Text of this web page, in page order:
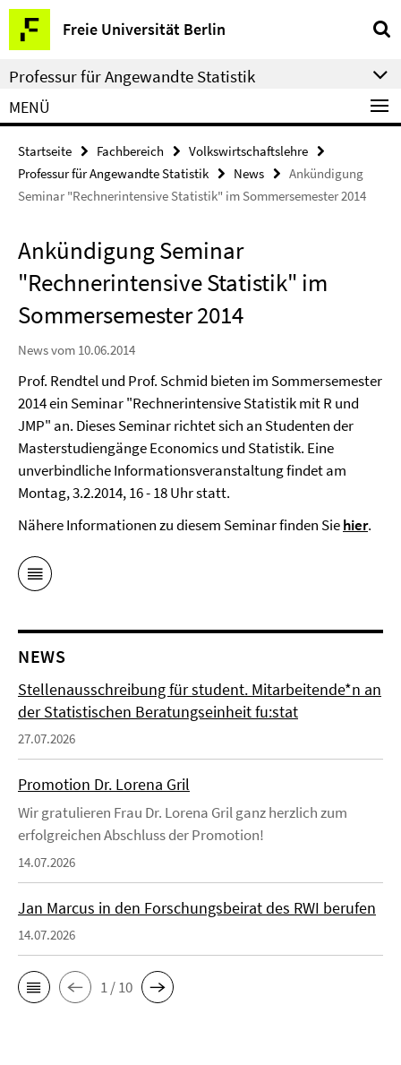
Springe
direkt
zu
Inhalt
Freie Universität Berlin
Service-
Navigation
Professur für Angewandte Statistik
MENÜ
Startseite Fachbereich
Volkswirtschaftslehre
Professur für Angewandte Statistik
News
Ankündigung
Seminar "Rechnerintensive Statistik" im Sommersemester 2014
Ankündigung Seminar
"Rechnerintensive Statistik" im
Sommersemester 2014
News vom 10.06.2014
Prof. Rendtel und Prof. Schmid bieten im Sommersemester
2014 ein Seminar "Rechnerintensive Statistik mit R und
JMP" an. Dieses Seminar richtet sich an Studenten der
Masterstudiengänge Economics und Statistik. Eine
unverbindliche Informationsveranstaltung findet am
Montag, 3.2.2014, 16 - 18 Uhr statt.
Nähere Informationen zu diesem Seminar finden Siehier.
NEWS
Stellenausschreibung für student. Mitarbeitende*n an
der Statistischen Beratungseinheit fu:stat
27.07.2026
Promotion Dr. Lorena Gril
Wir gratulieren Frau Dr. Lorena Gril ganz herzlich zum
erfolgreichen Abschluss der Promotion!
14.07.2026
Jan Marcus in den Forschungsbeirat des RWI berufen
14.07.2026
1 / 10